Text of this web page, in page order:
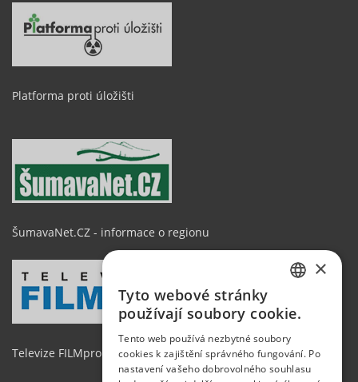
Platforma proti úložišti
ŠumavaNet.CZ - informace o regionu
Televize FILMpro ENGLISH
×
Tyto webové stránky
používají soubory cookie.
Tento web používá nezbytné soubory
cookies k zajištění správného fungování. Po
nastavení vašeho dobrovolného souhlasu